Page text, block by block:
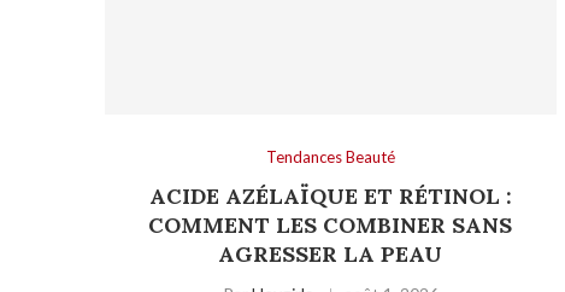
Tendances Beauté
ACIDE AZÉLAÏQUE ET RÉTINOL :
COMMENT LES COMBINER SANS
AGRESSER LA PEAU